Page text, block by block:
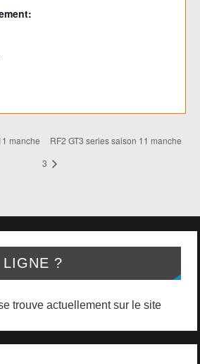
manche
RF2 GT3 series saison 11 manche
3
?
trouve actuellement sur le site